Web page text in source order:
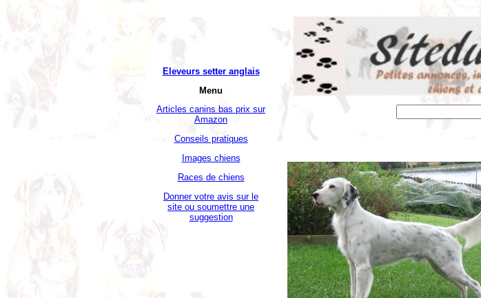
Eleveurs setter anglais
Menu
Articles canins bas prix sur
Amazon
Conseils pratiques
Images chiens
Races de chiens
Donner votre avis sur le
site ou soumettre une
suggestion